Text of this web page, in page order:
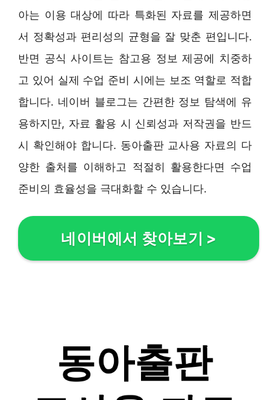
아는 이용 대상에 따라 특화된 자료를 제공하면
서 정확성과 편리성의 균형을 잘 맞춘 편입니다.
반면 공식 사이트는 참고용 정보 제공에 치중하
고 있어 실제 수업 준비 시에는 보조 역할로 적합
합니다. 네이버 블로그는 간편한 정보 탐색에 유
용하지만, 자료 활용 시 신뢰성과 저작권을 반드
시 확인해야 합니다. 동아출판 교사용 자료의 다
양한 출처를 이해하고 적절히 활용한다면 수업
준비의 효율성을 극대화할 수 있습니다.
네이버에서 찾아보기 >